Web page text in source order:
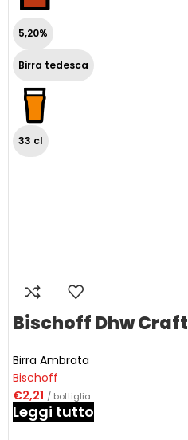
5,20%
Birra tedesca
33 cl
Bischoff Dhw Craft
Birra Ambrata
Bischoff
€2,21 / bottiglia
Leggi tutto